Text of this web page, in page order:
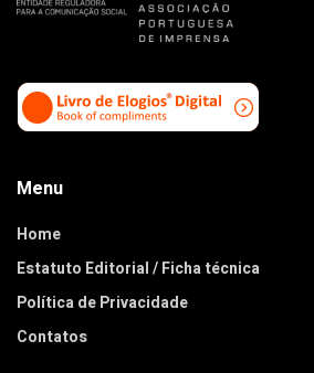
Menu
Home
Estatuto Editorial / Ficha técnica
Política de Privacidade
Contatos